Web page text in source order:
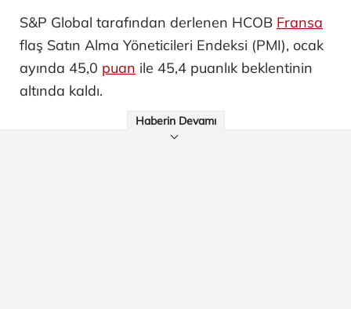
S&P Global tarafından derlenen HCOB Fransa
flaş Satın Alma Yöneticileri Endeksi (PMI), ocak
ayında 45,0 puan ile 45,4 puanlık beklentinin
altında kaldı.
Haberin Devamı